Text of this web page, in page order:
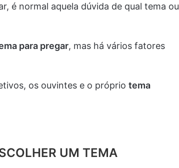
é normal aquela dúvida de qual tema ou
para pregar, mas há vários fatores
os ouvintes e o próprio tema
UM TEMA